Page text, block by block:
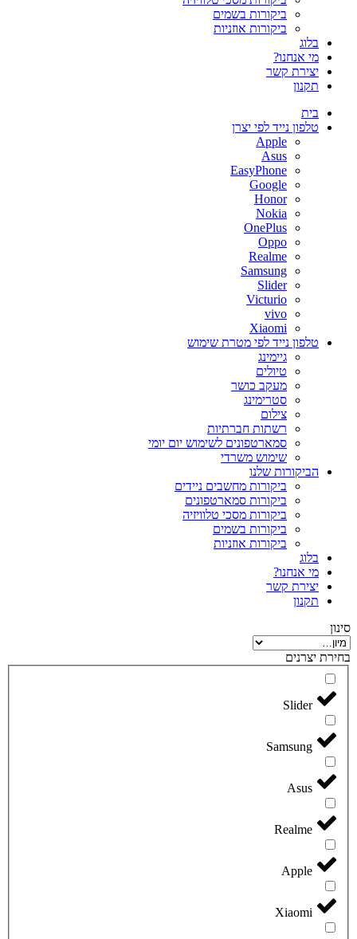
ביקורות בשמים
ביקורות אוזניות
בלוג
מי אנחנו?
יצירת קשר
תקנון
בית
טלפון נייד לפי יצרן
Apple
Asus
EasyPhone
Google
Honor
Nokia
OnePlus
Oppo
Realme
Samsung
Slider
Victurio
vivo
Xiaomi
טלפון נייד לפי מטרת שימוש
גיימינג
טיולים
מעקב כושר
סטרימינג
צילום
רשתות חברתיות
סמארטפונים לשימוש יום יומי
שימוש משרדי
הביקורות שלנו
ביקורות מחשבים ניידים
ביקורות סמארטפונים
ביקורות מסכי טלוויזיה
ביקורות בשמים
ביקורות אוזניות
בלוג
מי אנחנו?
יצירת קשר
תקנון
סינון
בחירת יצרנים
Slider
Samsung
Asus
Realme
Apple
Xiaomi